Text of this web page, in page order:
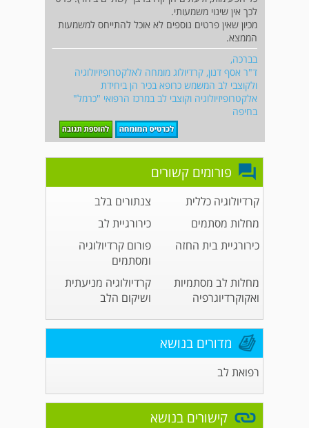
לכך אין שינוי משמעותי.
מכיון שאין פרטים נוספים לא אוכל להתייחס למשמעות
הממצא.
בברכה,
ד"ר אסף דנון, קרדיולוג מומחה לאלקטרופיזיולוגיה
ולקוצבי לב המשמש כרופא בכיר הן ביחידת
אלקטרופיזיולוגיה וקוצבי לב במרכז הרפואי "כרמל"
בחיפה
פורומים קשורים
קרדיולוגיה כללית
צנתורים בלב
מחלות מסתמים
כירורגיית לב
כירורגיית בית החזה
פורום קרדיולוגיה
ומסתמים
מחלות לב מסתמיות
ואקוקרדיוגרפיה
קרדיולוגיה מניעתית
ושיקום הלב
מדורים בנושא
רפואת לב
קישורים בנושא